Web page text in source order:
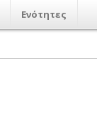
Ενότητες